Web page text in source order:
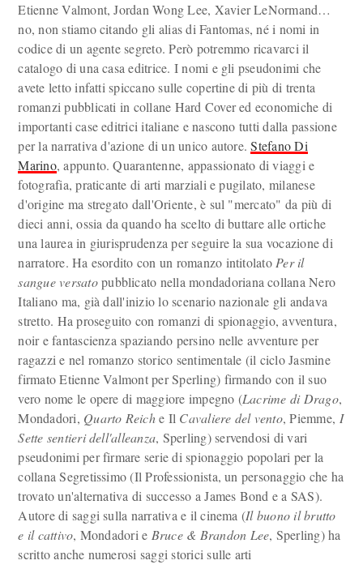
Etienne Valmont, Jordan Wong Lee, Xavier LeNormand…
no, non stiamo citando gli alias di Fantomas, né i nomi in
codice di un agente segreto. Però potremmo ricavarci il
catalogo di una casa editrice. I nomi e gli pseudonimi che
avete letto infatti spiccano sulle copertine di più di trenta
romanzi pubblicati in collane Hard Cover ed economiche di
importanti case editrici italiane e nascono tutti dalla passione
per la narrativa d'azione di un unico autore.Stefano Di
Marino, appunto. Quarantenne, appassionato di viaggi e
fotografia, praticante di arti marziali e pugilato, milanese
d'origine ma stregato dall'Oriente, è sul "mercato" da più di
dieci anni, ossia da quando ha scelto di buttare alle ortiche
una laurea in giurisprudenza per seguire la sua vocazione di
narratore. Ha esordito con un romanzo intitolato Per il
sangue versatopubblicato nella mondadoriana collana Nero
Italiano ma, già dall'inizio lo scenario nazionale gli andava
stretto. Ha proseguito con romanzi di spionaggio, avventura,
noir e fantascienza spaziando persino nelle avventure per
ragazzi e nel romanzo storico sentimentale (il ciclo Jasmine
firmato Etienne Valmont per Sperling) firmando con il suo
vero nome le opere di maggiore impegno (Lacrime di Drago,
Mondadori, Quarto Reiche Il Cavaliere del vento, Piemme, I
Sette sentieri dell'alleanza, Sperling) servendosi di vari
pseudonimi per firmare serie di spionaggio popolari per la
collana Segretissimo (Il Professionista, un personaggio che ha
trovato un'alternativa di successo a James Bond e a SAS).
Autore di saggi sulla narrativa e il cinema (Il buono il brutto
e il cattivo, Mondadori e Bruce & Brandon Lee, Sperling) ha
scritto anche numerosi saggi storici sulle arti